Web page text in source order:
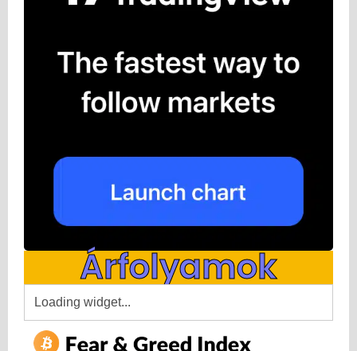
Árfolyamok